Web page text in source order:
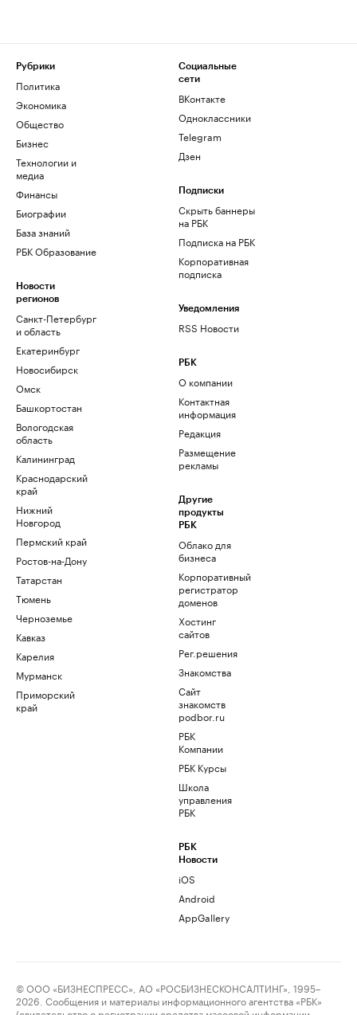
Рубрики
Политика
Экономика
Общество
Бизнес
Технологии и
медиа
Финансы
Биографии
База знаний
РБК Образование
Новости
регионов
Санкт-Петербург
и область
Екатеринбург
Новосибирск
Омск
Башкортостан
Вологодская
область
Калининград
Краснодарский
край
Нижний
Новгород
Пермский край
Ростов-на-Дону
Татарстан
Тюмень
Черноземье
Кавказ
Карелия
Мурманск
Приморский
край
Социальные
сети
ВКонтакте
Одноклассники
Telegram
Дзен
Подписки
Скрыть баннеры
на РБК
Подписка на РБК
Корпоративная
подписка
Уведомления
RSS Новости
РБК
О компании
Контактная
информация
Редакция
Размещение
рекламы
Другие
продукты
РБК
Облако для
бизнеса
Корпоративный
регистратор
доменов
Хостинг
сайтов
Рег.решения
Знакомства
Сайт
знакомств
podbor.ru
РБК
Компании
РБК Курсы
Школа
управления
РБК
РБК
Новости
iOS
Android
AppGallery
© ООО «БИЗНЕСПРЕСС», АО «РОСБИЗНЕСКОНСАЛТИНГ», 1995–
2026. Сообщения и материалы информационного агентства «РБК»